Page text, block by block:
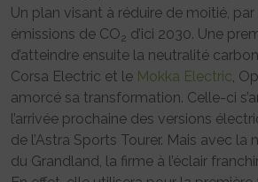
Un plan visant à réduire de moitié,
émissions de CO2 d’ici 2030. Une
d’atteindre ensuite la neutralité
Corsa Electric et le Mokka Electric,
amorcé sa transformation. Celle-ci
l’arrivée prochaine des versions
de l’Astra Sports Tourer. Mais avec la
du Grandland, la firme à l’éclair